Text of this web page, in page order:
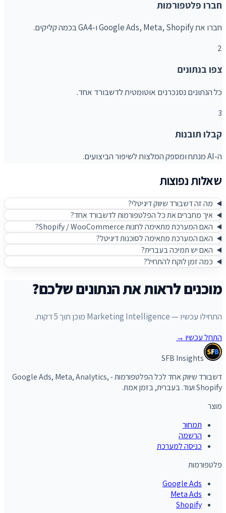
חברו פלטפורמות
חברו את Google Ads, Meta, Shopify ו-GA4 בכמה קליקים.
2
צפו בנתונים
כל הנתונים נסנכרנים אוטומטית לדשבורד אחד.
3
קבלו תובנות
ה-AI מנתח ומספק המלצות לשיפור הביצועים.
שאלות נפוצות
מה זה דשבורד שיווק דיגיטלי?
איך מחברים את כל הפלטפורמות לדשבורד אחד?
האם המערכת מתאימה לחנות Shopify / WooCommerce?
האם המערכת מתאימה לסוכנות דיגיטל?
האם יש תמיכה בעברית?
כמה זמן לוקח להתחיל?
מוכנים לראות את הנתונים שלכם?
התחילו עכשיו — Marketing Intelligence מוכן תוך 5 דקות.
התחל עכשיו →
SFB
SFB Insights
דשבורד שיווק אחד לכל הפלטפורמות - Google Ads, Meta, Analytics,
Shopify ועוד. בעברית, בזמן אמת.
מוצר
תמחור
הרשמה
כניסה למערכת
פלטפורמות
Google Ads
Meta Ads
Shopify